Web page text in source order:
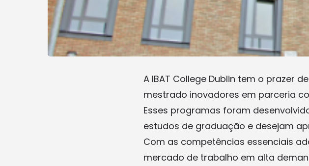
A IBAT College Dublin tem o prazer
mestrado inovadores em parceria
Esses programas foram
estudos de graduação e desejam
Com as competências essenciais
mercado de trabalho em alta